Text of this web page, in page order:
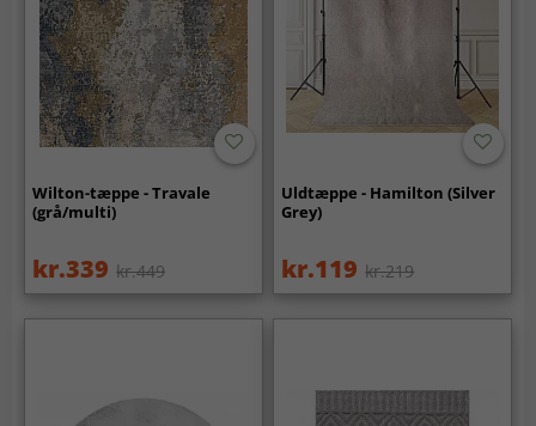
Wilton-tæppe - Travale
(grå/multi)
kr.339 kr.449
Uldtæppe - Hamilton (Silver
Grey)
kr.119 kr.219